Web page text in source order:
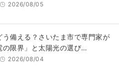
2026/08/05
う備える？さいたま市で専門家が
の限界」と太陽光の選び…
2026/08/04